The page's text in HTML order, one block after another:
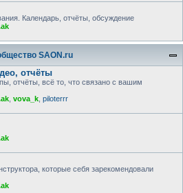
Календарь, отчёты, обсуждение
SAON.ru
отчёты
отчёты, всё то, что связано с вашим
vova_k piloterrr
которые себя зарекомендовали